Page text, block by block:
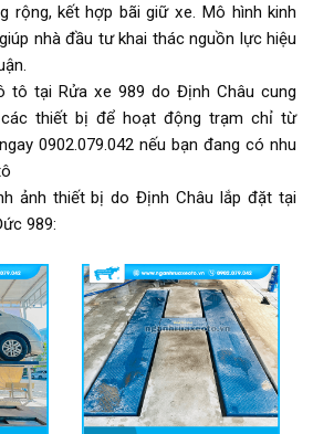
rộng, kết hợp bãi giữ xe. Mô hình kinh
nhà đầu tư khai thác nguồn lực hiệu
tô tại Rửa xe 989 do Định Châu cung
thiết bị để hoạt động trạm chỉ từ
0902.079.042 nếu bạn đang có nhu
ảnh thiết bị do Định Châu lắp đặt tại
989: